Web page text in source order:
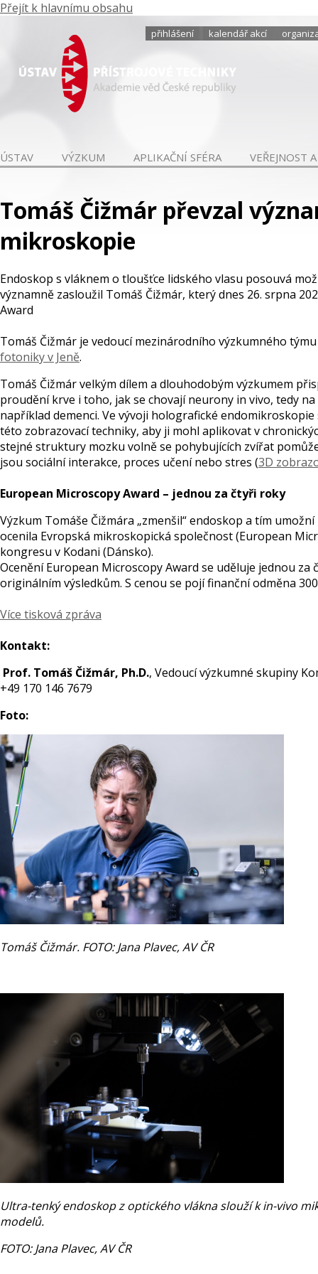
Přejít k hlavnímu obsahu
přihlášení kalendář akcí
ÚSTAV VÝZKUM APLIKAČNÍ SFÉRA VEŘEJNOST
Tomáš Čižmár převzal
mikroskopie
Endoskop s vláknem o tloušťce lidského vlasu posouvá
významně zasloužil Tomáš Čižmár, který dnes 26. srpna
Award
Tomáš Čižmár je vedoucí mezinárodního výzkumného
fotoniky v Jeně.
Tomáš Čižmár velkým dílem a dlouhodobým výzkumem
proudění krve i toho, jak se chovají neurony in vivo, tedy
například demenci. Ve vývoji holografické
této zobrazovací techniky, aby ji mohl aplikovat v
stejné struktury mozku volně se pohybujících zvířat
jsou sociální interakce, proces učení nebo stres (3D
European Microscopy Award – jednou za čtyři roky
Výzkum Tomáše Čižmára „zmenšil“ endoskop a tím
ocenila Evropská mikroskopická společnost (European
kongresu v Kodani (Dánsko).
Ocenění European Microscopy Award se uděluje jednou
originálním výsledkům. S cenou se pojí finanční odměna
Více tisková zpráva
Kontakt:
Prof. Tomáš Čižmár, Ph.D., Vedoucí výzkumné skupiny
+49 170 146 7679
Foto:
Tomáš Čižmár. FOTO: Jana Plavec, AV ČR
Ultra-tenký endoskop z optického vlákna slouží k in-vivo
modelů.
FOTO: Jana Plavec, AV ČR